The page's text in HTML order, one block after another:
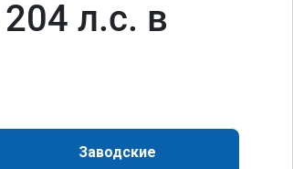
л.с. в
Заводские